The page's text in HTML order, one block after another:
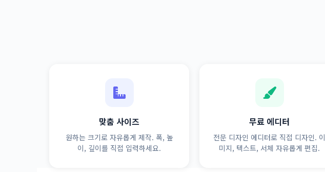
맞춤 사이즈
원하는 크기로 자유롭게 제작. 폭, 높
이, 깊이를 직접 입력하세요.
무료 에디터
전문 디자인 에디터로 직접 디자인. 이
미지, 텍스트, 서체 자유롭게 편집.